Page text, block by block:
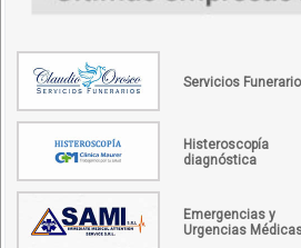
Servicios
Histeroscopía
diagnóstica
Emergencias y
Urgencias